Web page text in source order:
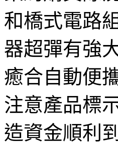
和橋式電路
器超彈有強
癒合自動便
注意產品標
造資金順利